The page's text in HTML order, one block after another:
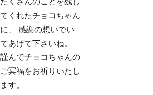
てくれたチョコちゃん
に、 感謝の想いでい
てあげて下さいね。
謹んでチョコちゃんの
ご冥福をお祈りいたし
ます。